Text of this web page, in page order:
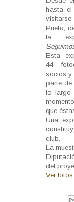
hasta el
visitarse
Prieto,
la
Esta
44
socios y
parte
lo largo
que
Una
club.
La
del
Ver fotos